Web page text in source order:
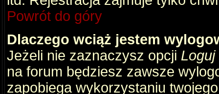
Powrót do góry
Dlaczego wciąż jestem
Jeżeli nie zaznaczysz opcji
na forum będziesz zawsze
zapobiega wykorzystaniu